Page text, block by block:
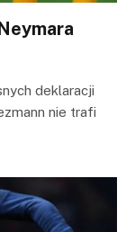
deklaracji
nie trafi